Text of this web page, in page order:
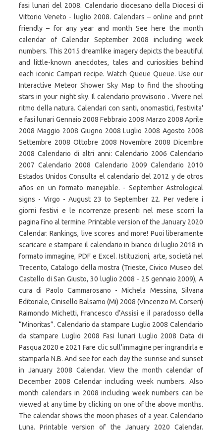
fasi lunari del 2008. Calendario diocesano della Diocesi di
Vittorio Veneto - luglio 2008. Calendars – online and print
friendly – for any year and month See here the month
calendar of Calendar September 2008 including week
numbers. This 2015 dreamlike imagery depicts the beautiful
and little-known anecdotes, tales and curiosities behind
each iconic Campari recipe. Watch Queue Queue. Use our
Interactive Meteor Shower Sky Map to find the shooting
stars in your night sky. Il calendario provvisorio . Vivere nel
ritmo della natura. Calendari con santi, onomastici, festivita'
e fasi lunari Gennaio 2008 Febbraio 2008 Marzo 2008 Aprile
2008 Maggio 2008 Giugno 2008 Luglio 2008 Agosto 2008
Settembre 2008 Ottobre 2008 Novembre 2008 Dicembre
2008 Calendario di altri anni: Calendario 2006 Calendario
2007 Calendario 2008 Calendario 2009 Calendario 2010
Estados Unidos Consulta el calendario del 2012 y de otros
años en un formato manejable. - September Astrological
signs - Virgo - August 23 to September 22. Per vedere i
giorni festivi e le ricorrenze presenti nel mese scorri la
pagina fino al termine. Printable version of the January 2020
Calendar. Rankings, live scores and more! Puoi liberamente
scaricare e stampare il calendario in bianco di luglio 2018 in
formato immagine, PDF e Excel. Istituzioni, arte, società nel
Trecento, Catalogo della mostra (Trieste, Civico Museo del
Castello di San Giusto, 30 luglio 2008 - 25 gennaio 2009), A
cura di Paolo Cammarosano - Michela Messina, Silvana
Editoriale, Cinisello Balsamo (Mi) 2008 (Vincenzo M. Corseri)
Raimondo Michetti, Francesco d’Assisi e il paradosso della
“Minoritas”. Calendario da stampare Luglio 2008 Calendario
da stampare Luglio 2008 Fasi lunari Luglio 2008 Data di
Pasqua 2020 e 2021 Fare clic sull'immagine per ingrandirla e
stamparla N.B. And see for each day the sunrise and sunset
in January 2008 Calendar. View the month calendar of
December 2008 Calendar including week numbers. Also
month calendars in 2008 including week numbers can be
viewed at any time by clicking on one of the above months.
The calendar shows the moon phases of a year. Calendario
Luna. Printable version of the January 2020 Calendar.